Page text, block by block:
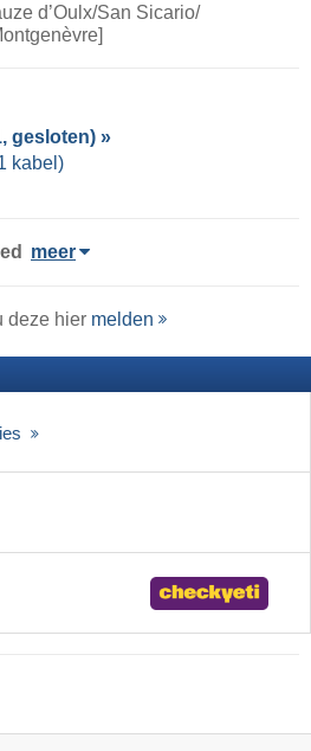
d’Oulx/​San Sicario/​
gesloten) »
kabel)
meer
deze hier melden